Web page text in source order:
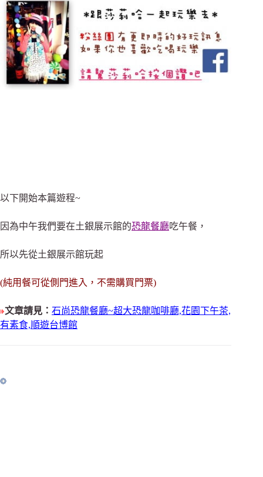
以下開始本篇遊程~
因為中午我們要在土銀展示館的恐龍餐廳吃午餐，
所以先從土銀展示館玩起
(純用餐可從側門進入，不需購買門票)
文章請見： 石尚恐龍餐廳~超大恐龍咖啡廳,花園下午茶,
有素食,順遊台博館